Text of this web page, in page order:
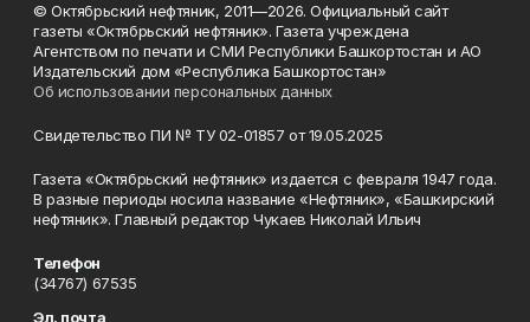
© Октябрьский нефтяник, 2011—2026. Официальный сайт
газеты «Октябрьский нефтяник». Газета учреждена
Агентством по печати и СМИ Республики Башкортостан и АО
Издательский дом «Республика Башкортостан»
Об использовании персональных данных
Свидетельство ПИ № ТУ 02-01857 от 19.05.2025
Газета «Октябрьский нефтяник» издается с февраля 1947 года.
В разные периоды носила название «Нефтяник», «Башкирский
нефтяник». Главный редактор Чукаев Николай Ильич
Телефон
(34767) 67535
Эл. почта